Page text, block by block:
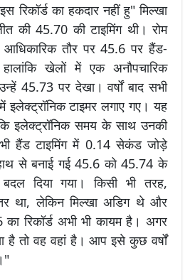
रिकॉर्ड का हकदार नहीं हु" मिल्खा
की 45.70 की टाइमिंग थी। रोम
तौर पर 45.6 पर हैंड-
खेलों में एक अनौपचारिक
45.73 पर देखा। वर्षों बाद सभी
इलेक्ट्रॉनिक टाइमर लगाए गए। यह
कि इलेक्ट्रॉनिक समय के साथ उनकी
हैंड टाइमिंग में 0.14 सेकंड जोड़े
से बनाई गई 45.6 को 45.74 के
दिया गया। किसी भी तरह,
था, लेकिन मिल्खा अडिग थे और
का रिकॉर्ड अभी भी कायम है। अगर
है तो वह वहां है। आप इसे कुछ वर्षों